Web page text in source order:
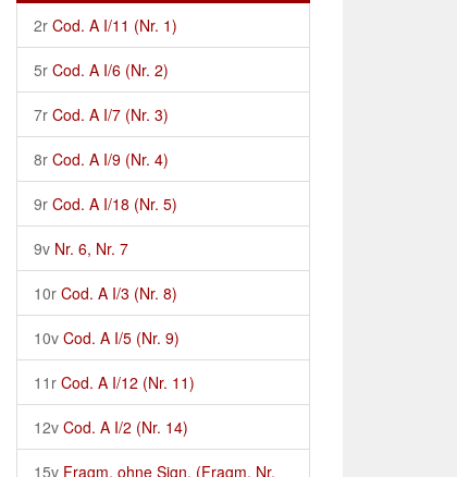
2r Cod. A I/11 (Nr. 1)
5r Cod. A I/6 (Nr. 2)
7r Cod. A I/7 (Nr. 3)
8r Cod. A I/9 (Nr. 4)
9r Cod. A I/18 (Nr. 5)
9v Nr. 6, Nr. 7
10r Cod. A I/3 (Nr. 8)
10v Cod. A I/5 (Nr. 9)
11r Cod. A I/12 (Nr. 11)
12v Cod. A I/2 (Nr. 14)
15v Fragm. ohne Sign. (Fragm. Nr.